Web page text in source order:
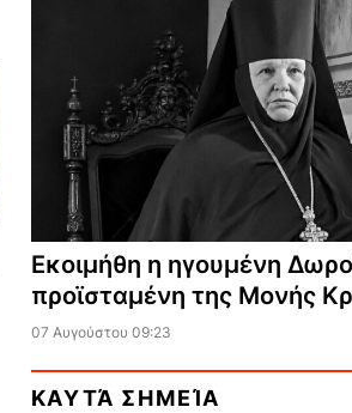
Εκοιμήθη η ηγουμένη
προϊσταμένη της Μονής
07 Αυγούστου 09:23
ΚΑΥΤΆ ΣΗΜΕΊΑ